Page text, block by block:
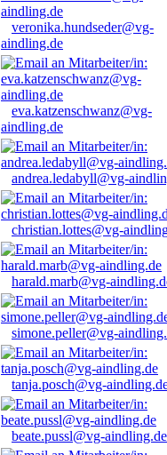
veronika.hundseder@vg-
aindling.de
eva.katzenschwanz@vg-
aindling.de
andrea.ledabyll@vg-
christian.lottes@vg-
harald.marb@vg-
simone.peller@vg-
tanja.posch@vg-
beate.pussl@vg-aindling.de